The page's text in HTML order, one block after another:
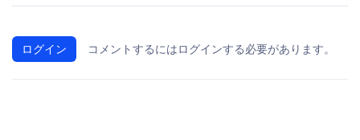
ログイン コメントするにはログインする必要があります。